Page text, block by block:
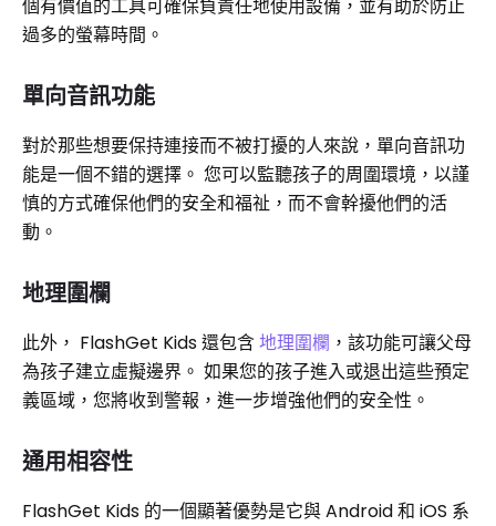
個有價值的工具可確保負責任地使用設備，並有助於防止
過多的螢幕時間。
單向音訊功能
對於那些想要保持連接而不被打擾的人來說，單向音訊功
能是一個不錯的選擇。 您可以監聽孩子的周圍環境，以謹
慎的方式確保他們的安全和福祉，而不會幹擾他們的活
動。
地理圍欄
此外， FlashGet Kids 還包含地理圍欄 ，該功能可讓父母
為孩子建立虛擬邊界。 如果您的孩子進入或退出這些預定
義區域，您將收到警報，進一步增強他們的安全性。
通用相容性
FlashGet Kids 的一個顯著優勢是它與 Android 和 iOS 系